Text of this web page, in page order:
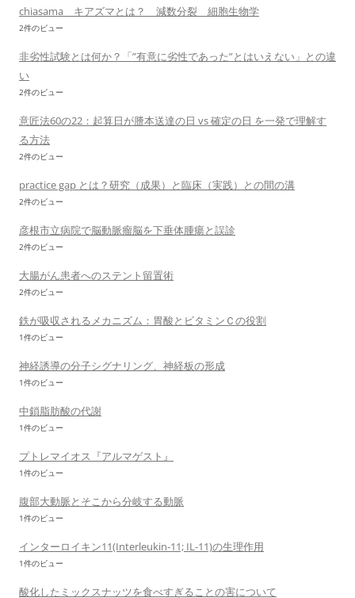
chiasama キアズマとは？ 減数分裂 細胞生物学
2件のビュー
非劣性試験とは何か？「”有意に劣性であった”とはいえない」との違
い
2件のビュー
意匠法60の22：起算日が謄本送達の日 vs 確定の日 を一発で理解す
る方法
2件のビュー
practice gap とは？研究（成果）と臨床（実践）との間の溝
2件のビュー
彦根市立病院で脳動脈瘤脳を下垂体腫瘍と誤診
2件のビュー
大腸がん患者へのステント留置術
2件のビュー
鉄が吸収されるメカニズム：胃酸とビタミンＣの役割
1件のビュー
神経誘導の分子シグナリング、神経板の形成
1件のビュー
中鎖脂肪酸の代謝
1件のビュー
プトレマイオス『アルマゲスト』
1件のビュー
腹部大動脈とそこから分岐する動脈
1件のビュー
インターロイキン11(Interleukin-11; IL-11)の生理作用
1件のビュー
酸化したミックスナッツを食べすぎることの害について